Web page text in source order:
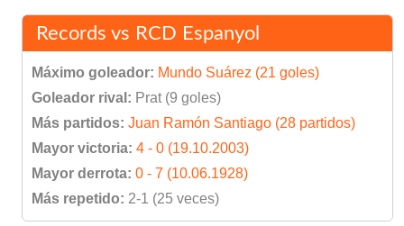
Records vs RCD Espanyol
Máximo goleador: Mundo Suárez (21 goles)
Goleador rival: Prat (9 goles)
Más partidos: Juan Ramón Santiago (28 partidos)
Mayor victoria: 4 - 0 (19.10.2003)
Mayor derrota: 0 - 7 (10.06.1928)
Más repetido: 2-1 (25 veces)